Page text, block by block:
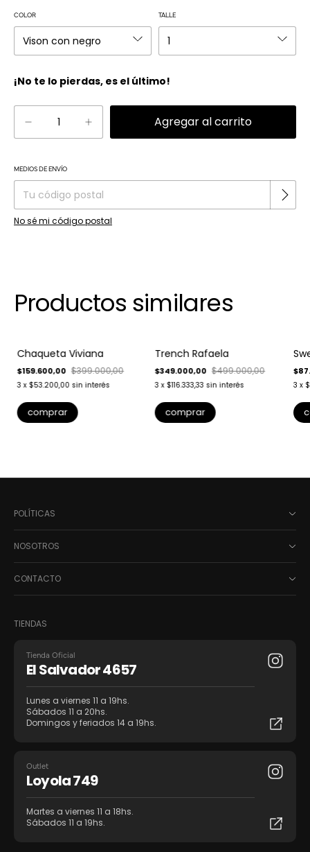
COLOR TALLE
¡No te lo pierdas, es el último!
Entregas para el CP:
MEDIOS DE ENVÍO
No sé mi código postal
Productos similares
Envío gratis
Chaqueta Viviana
$159.600,00 $399.000,00
3 x $53.200,00 sin interés
comprar
Trench Rafaela
$349.000,00 $499.000,00
3 x$116.333,33 sin interés
comprar
3 x
POLÍTICAS
NOSOTROS
CONTACTO
TIENDAS
Tienda Oficial
El Salvador 4657
Lunes a viernes 11 a 19hs.
Sábados 11 a 20hs.
Domingos y feriados 14 a 19hs.
Outlet
Loyola 749
Martes a viernes 11 a 18hs.
Sábados 11 a 19hs.